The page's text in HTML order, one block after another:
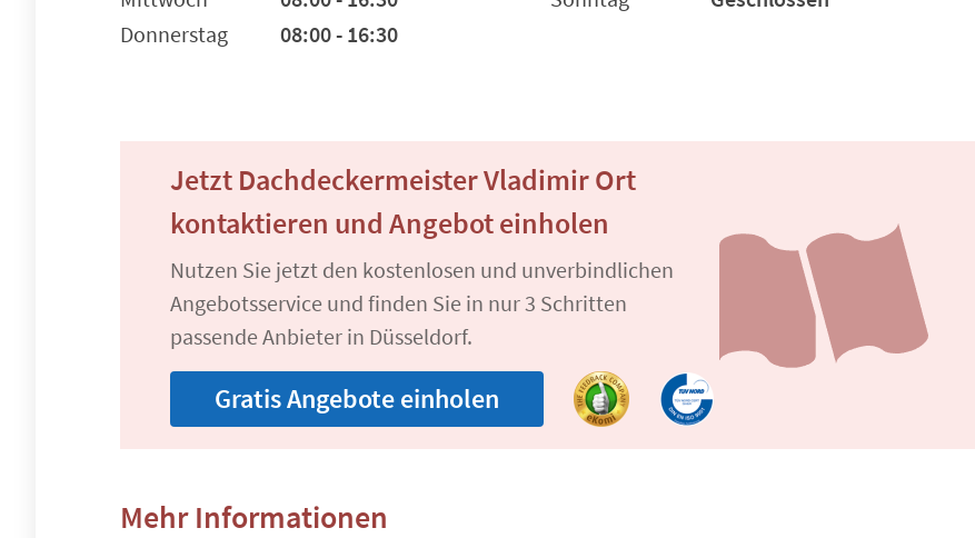
Donnerstag
08:00 - 16:30
Jetzt Dachdeckermeister Vladimir Ort
kontaktieren und Angebot einholen
Nutzen Sie jetzt den kostenlosen und unverbindlichen
Angebotsservice und finden Sie in nur 3 Schritten
passende Anbieter in Düsseldorf.
Gratis Angebote einholen
Mehr Informationen